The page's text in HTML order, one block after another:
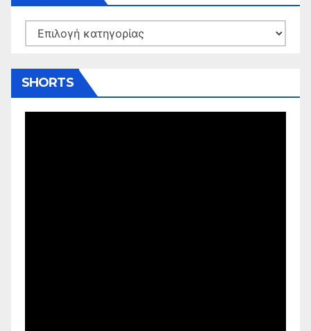
Kατηγορίες
SHORTS